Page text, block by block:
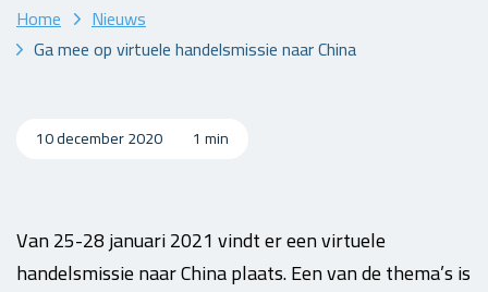
Home
Nieuws
Ga mee op virtuele handelsmissie naar China
10 december 2020 1 min
Van 25-28 januari 2021 vindt er een virtuele
handelsmissie naar China plaats. Een van de thema’s is